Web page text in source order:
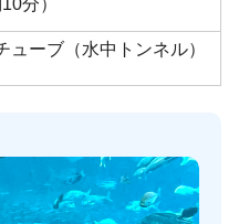
分）
ューブ（水中トンネル）